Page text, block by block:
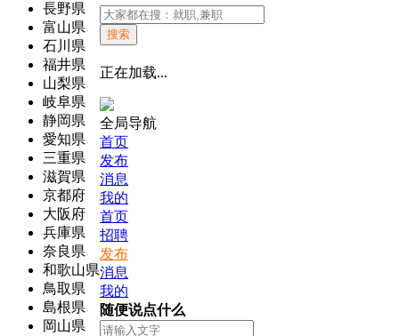
長野県
富山県
石川県
福井県
山梨県
岐阜県
静岡県
愛知県
三重県
滋賀県
京都府
大阪府
兵庫県
奈良県
和歌山県
鳥取県
島根県
岡山県
搜索
正在加载...
全局导航
首页
发布
消息
我的
首页
招聘
发布
消息
我的
随便说点什么